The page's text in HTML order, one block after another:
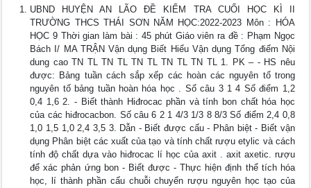
UBND HUYỆN AN LÃO ĐỀ KIỂM TRA CUỐI HỌC KÌ II
TRƯỜNG THCS THÁI SƠN NĂM HỌC:2022-2023 Môn : HÓA
HỌC 9 Thời gian làm bài : 45 phút Giáo viên ra đề : Phạm Ngọc
Bách I/ MA TRẬN Vận dụng Biết Hiểu Vận dụng Tổng điểm Nội
dung cao TN TL TN TL TN TL TN TL TN TL 1. PK – - HS nêu
được: Bảng tuần cách sắp xếp các hoàn các nguyên tố trong
nguyên tố bảng tuần hoàn hóa học . Số câu 3 1 4 Số điểm 1,2
0,4 1,6 2. - Biết thành Hiđrocac phần và tính bon chất hóa học
của các hiđrocacbon. Số câu 6 2 1 4/3 1/3 8 8/3 Số điểm 2,4 0,8
1,0 1,5 1,0 2,4 3,5 3. Dẫn - Biết được cấu - Phân biệt - Biết vận
dụng Phân biệt các xuất của tạo và tính chất rượu etylic và cách
tính độ chất dựa vào hiđrocac lí học của axit . axit axetic. rượu
để xác phản ứng bon - Biết được - Thực hiện định thể tích hóa
học, lí thành phần cấu chuỗi chuyển rượu nguyên học tạo của